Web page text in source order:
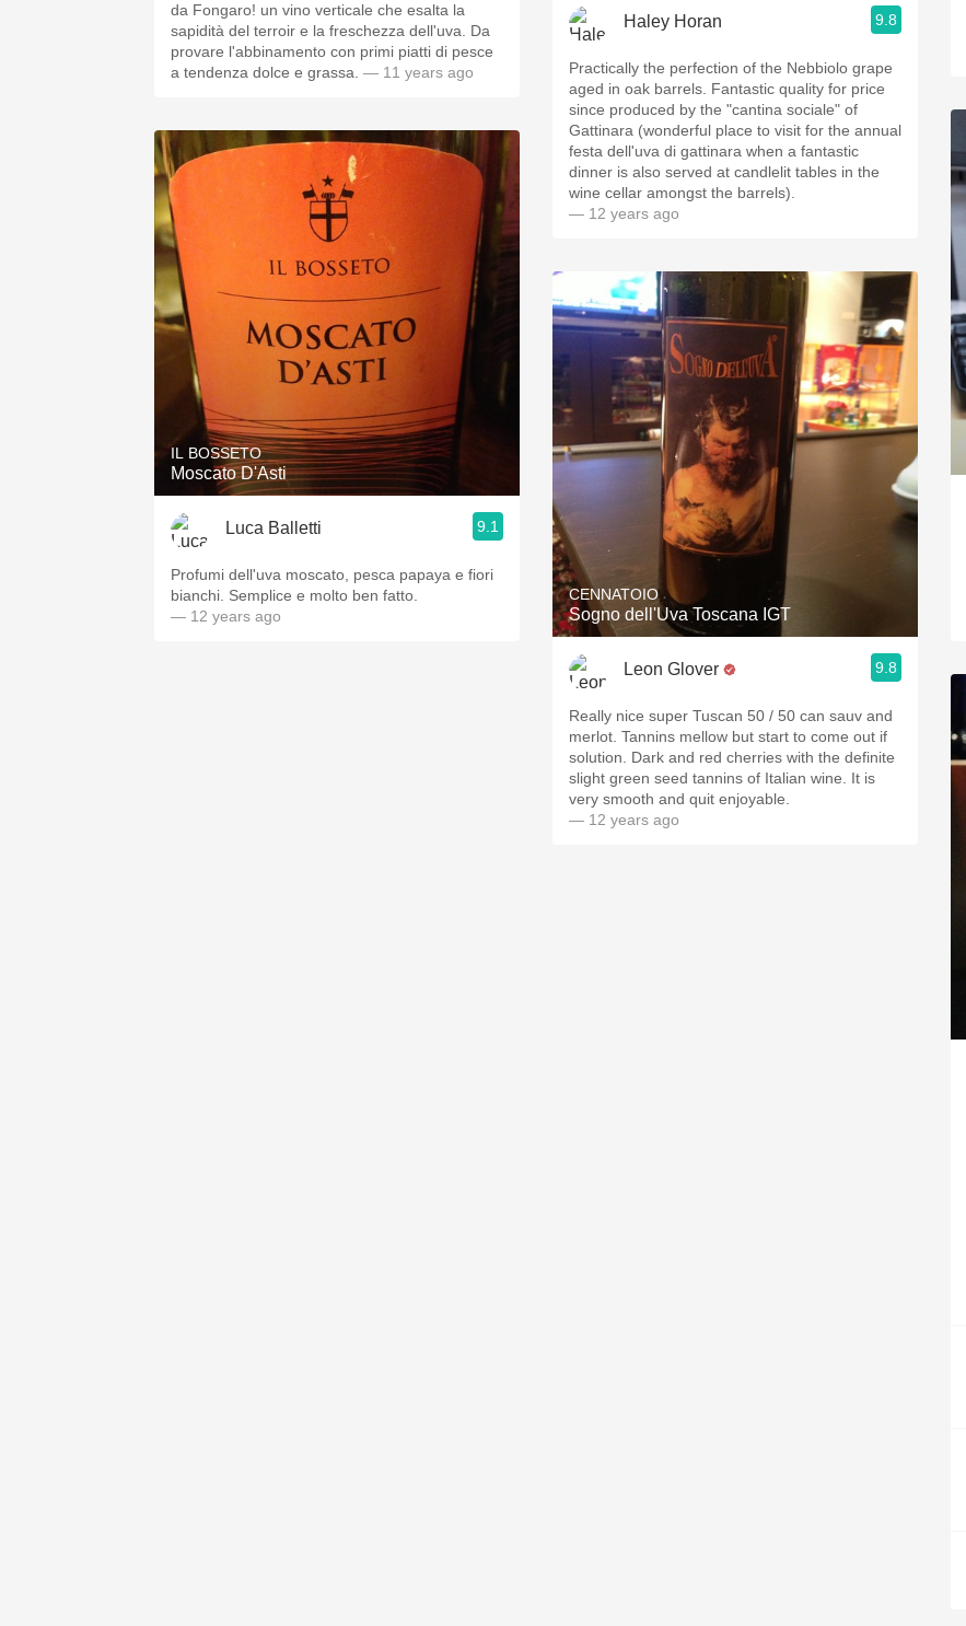
da Fongaro! un vino verticale che esalta la
sapidità del terroir e la freschezza dell'uva. Da
provare l'abbinamento con primi piatti di pesce
a tendenza dolce e grassa. — 11 years ago
IL BOSSETO
Moscato D'Asti
Luca Balletti 9.1
Profumi dell'uva moscato, pesca papaya e fiori
bianchi. Semplice e molto ben fatto.
— 12 years ago
Haley Horan 9.8
Practically the perfection of the Nebbiolo grape
aged in oak barrels. Fantastic quality for price
since produced by the "cantina sociale" of
Gattinara (wonderful place to visit for the annual
festa dell'uva di gattinara when a fantastic
dinner is also served at candlelit tables in the
wine cellar amongst the barrels).
— 12 years ago
CENNATOIO
Sogno dell'Uva Toscana IGT
Leon Glover 9.8
Really nice super Tuscan 50 / 50 can sauv and
merlot. Tannins mellow but start to come out if
solution. Dark and red cherries with the definite
slight green seed tannins of Italian wine. It is
very smooth and quit enjoyable.
— 12 years ago